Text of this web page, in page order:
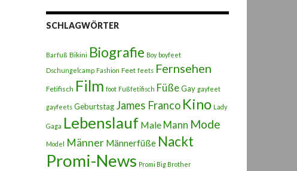
SCHLAGWÖRTER
Barfuß Bikini Biografie Boy boyfeet
Dschungelcamp Fashion Feet feets Fernsehen
Fetifisch Film foot Fußfetifisch FüßeGay gayfeet
gayfeets Geburtstag James Franco Kino Lady
Gaga Lebenslauf Male Mann Mode
Model Männer Männerfüße Nackt
Promi-News Promi Big Brother